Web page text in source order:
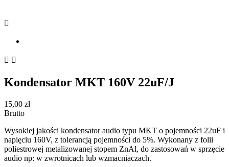

 
Kondensator MKT 160V 22uF/J
15,00 zł
Brutto
Wysokiej jakości kondensator audio typu MKT o pojemności 22uF i
napięciu 160V, z tolerancją pojemności do 5%. Wykonany z folii
poliestrowej metalizowanej stopem ZnAl, do zastosowań w sprzęcie
audio np: w zwrotnicach lub wzmacniaczach.